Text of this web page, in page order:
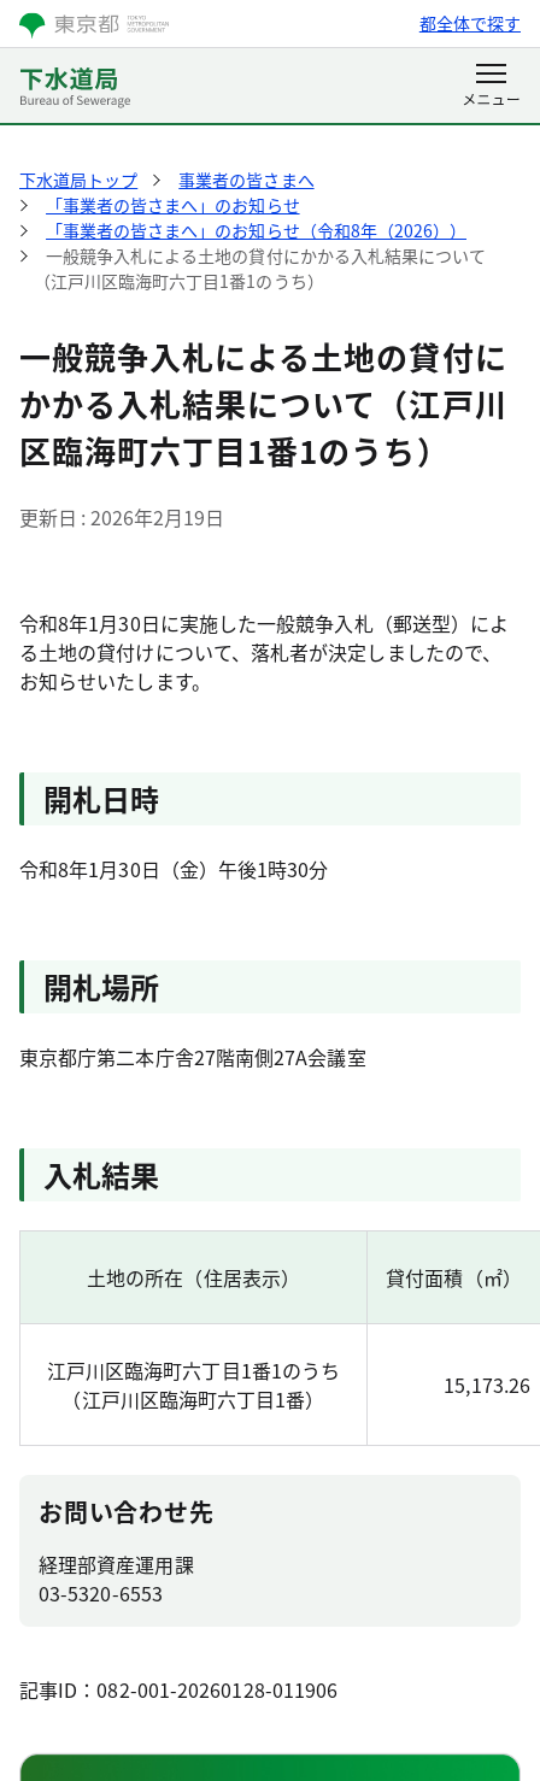
都全体で探す
下水道局トップ
事業者の皆さまへ
「事業者の皆さまへ」のお知らせ
「事業者の皆さまへ」のお知らせ（令和8年（2026））
一般競争入札による土地の貸付にかかる入札結果について
（江戸川区臨海町六丁目1番1のうち）
一般競争入札による土地の貸付に
かかる入札結果について（江戸川
区臨海町六丁目1番1のうち）
更新日 2026年2月19日
令和8年1月30日に実施した一般競争入札（郵送型）によ
る土地の貸付けについて、落札者が決定しましたので、
お知らせいたします。
開札日時
令和8年1月30日（金）午後1時30分
開札場所
東京都庁第二本庁舎27階南側27A会議室
入札結果
土地の所在（住居表示） 貸付面積（㎡）
江戸川区臨海町六丁目1番1のうち
（江戸川区臨海町六丁目1番）
15,173.26
お問い合わせ先
経理部資産運用課
03-5320-6553
記事ID：082-001-20260128-011906